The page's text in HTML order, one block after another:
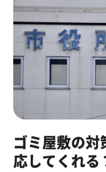
ゴミ屋敷の
応してくれる